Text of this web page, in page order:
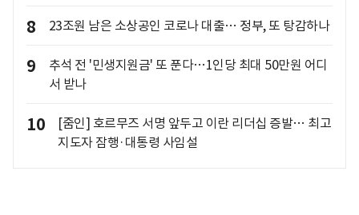
8 23조원 남은 소상공인 코로나 대출… 정부, 또 탕감하나
9
추석 전 '민생지원금' 또 푼다…1인당 최대 50만원 어디
서 받나
10
[줌인] 호르무즈 서명 앞두고 이란 리더십 증발… 최고
지도자 잠행·대통령 사임설